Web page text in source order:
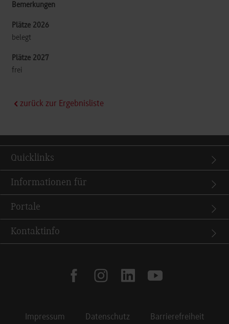
belegt
frei
zurück zur Ergebnisliste
Quicklinks
Informationen für
Portale
Kontaktinfo
facebookinstagramlinkedinyoutube
Impressum Datenschutz Barrierefreiheit